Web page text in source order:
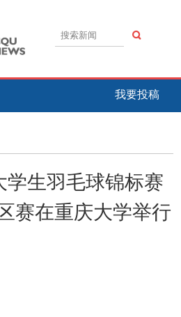
我要投稿
生羽毛球锦标赛
赛在重庆大学举行​